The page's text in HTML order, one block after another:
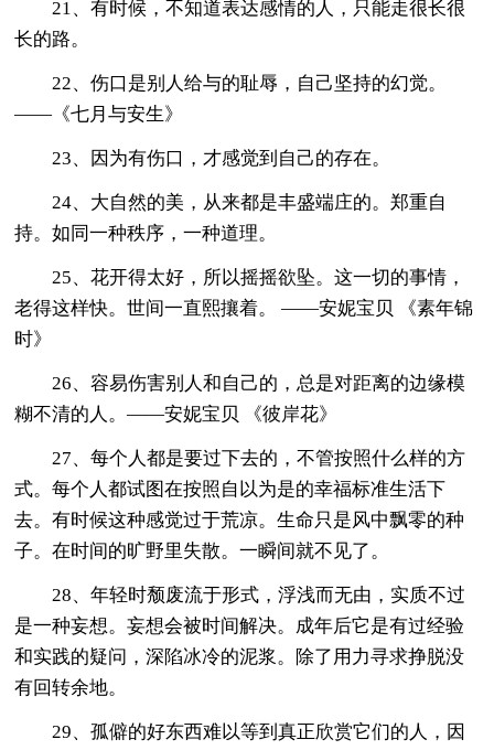
21、有时候，不知道表达感情的人，只能走很长很
长的路。
22、伤口是别人给与的耻辱，自己坚持的幻觉。
——《七月与安生》
23、因为有伤口，才感觉到自己的存在。
24、大自然的美，从来都是丰盛端庄的。郑重自
持。如同一种秩序，一种道理。
25、花开得太好，所以摇摇欲坠。这一切的事情，
老得这样快。世间一直熙攘着。 ——安妮宝贝 《素年锦
时》
26、容易伤害别人和自己的，总是对距离的边缘模
糊不清的人。——安妮宝贝 《彼岸花》
27、每个人都是要过下去的，不管按照什么样的方
式。每个人都试图在按照自以为是的幸福标准生活下
去。有时候这种感觉过于荒凉。生命只是风中飘零的种
子。在时间的旷野里失散。一瞬间就不见了。
28、年轻时颓废流于形式，浮浅而无由，实质不过
是一种妄想。妄想会被时间解决。成年后它是有过经验
和实践的疑问，深陷冰冷的泥浆。除了用力寻求挣脱没
有回转余地。
29、孤僻的好东西难以等到真正欣赏它们的人，因